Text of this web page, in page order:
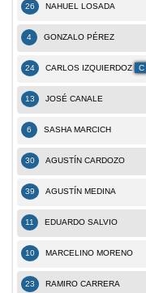
26 NAHUEL LOSADA
4 GONZALO PÉREZ
24 CARLOS IZQUIERDOZ C
13 JOSÉ CANALE
6 SASHA MARCICH
30 AGUSTÍN CARDOZO
39 AGUSTÍN MEDINA
11 EDUARDO SALVIO
10 MARCELINO MORENO
23 RAMIRO CARRERA